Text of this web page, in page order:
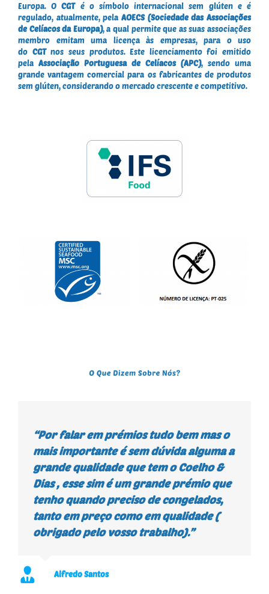
Europa. OCGTé o símbolo internacional sem glúten e é
regulado, atualmente, pela AOECS (Sociedade das Associações
de Celíacos da Europa), a qual permite que as suas associações
membro emitam uma licença às empresas, para o uso
do CGTnos seus produtos. Este licenciamento foi emitido
pela Associação Portuguesa de Celíacos (APC), sendo uma
grande vantagem comercial para os fabricantes de produtos
sem glúten, considerando o mercado crescente e competitivo.
“Por falar em prémios tudo bem mas o
mais importante é sem dúvida alguma a
grande qualidade que tem o Coelho &
Dias , esse sim é um grande prémio que
tenho quando preciso de congelados,
tanto em preço como em qualidade (
obrigado pelo vosso trabalho).”
Alfredo Santos